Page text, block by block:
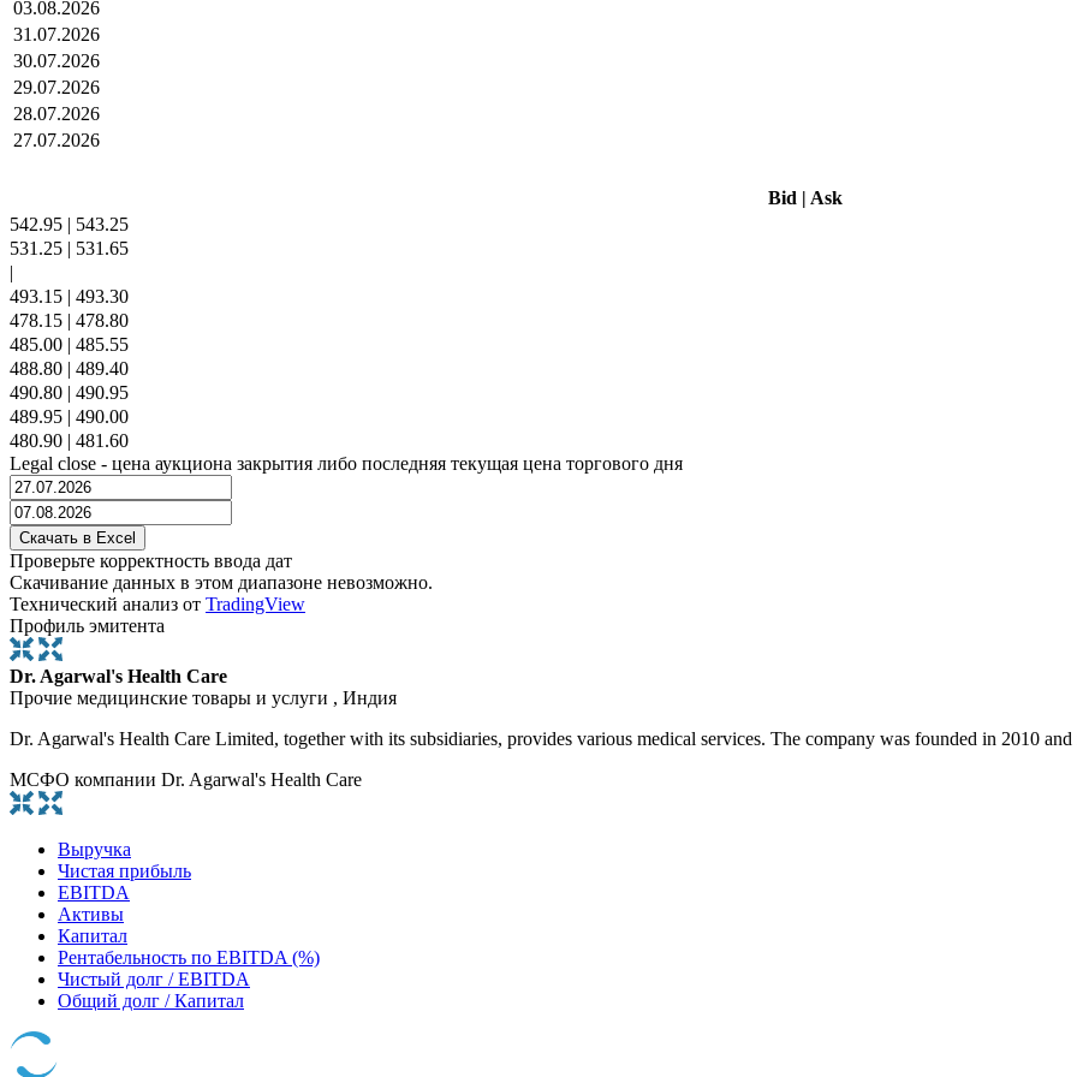
03.08.2026
31.07.2026
30.07.2026
29.07.2026
28.07.2026
27.07.2026
Bid | Ask
542.95 | 543.25
531.25 | 531.65
|
493.15 | 493.30
478.15 | 478.80
485.00 | 485.55
488.80 | 489.40
490.80 | 490.95
489.95 | 490.00
480.90 | 481.60
Legal close - цена аукциона закрытия либо последняя текущая цена торгового дня
Проверьте корректность ввода дат
Скачивание данных в этом диапазоне невозможно.
Технический анализ от TradingView
Профиль эмитента
Dr. Agarwal's Health Care
Прочие медицинские товары и услуги , Индия
Dr. Agarwal's Health Care Limited, together with its subsidiaries, provides various medical services. The company was founded in 2010
МСФО компании Dr. Agarwal's Health Care
Выручка
Чистая прибыль
EBITDA
Активы
Капитал
Рентабельность по EBITDA (%)
Чистый долг / EBITDA
Общий долг / Капитал